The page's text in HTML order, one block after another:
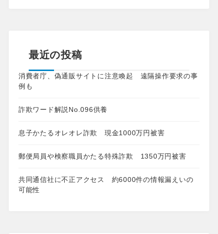
最近の投稿
消費者庁、偽通販サイトに注意喚起 遠隔操作要求の事
例も
詐欺ワード解説No.096供養
息子かたるオレオレ詐欺 現金1000万円被害
郵便局員や検察職員かたる特殊詐欺 1350万円被害
共同通信社に不正アクセス 約6000件の情報漏えいの
可能性